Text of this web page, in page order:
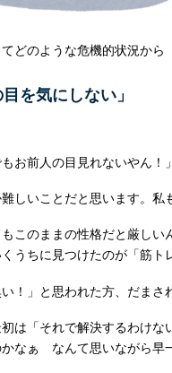
どのような危機的状況から
目を気にしない」
もお前人の目見れないやん
しいことだと思います。私
このままの性格だと厳しい
うちに見つけたのが「筋ト
！」と思われた方、だまさ
は「それで解決するわけな
なぁ なんて思いながら早